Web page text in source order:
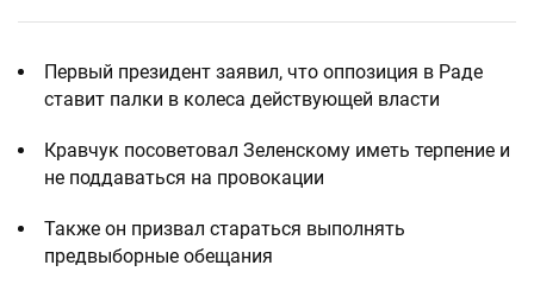
Первый президент заявил, что оппозиция в Раде
ставит палки в колеса действующей власти
Кравчук посоветовал Зеленскому иметь терпение и
не поддаваться на провокации
Также он призвал стараться выполнять
предвыборные обещания